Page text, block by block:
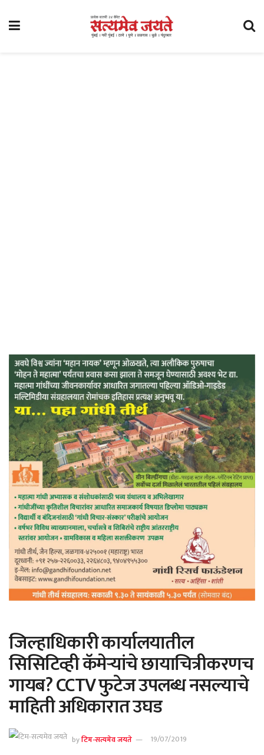
जिल्हाधिकारी कार्यालयातील
सिसिटिव्ही कॅमेर्‍यांचे छायाचित्रीकरणच
गायब? CCTV फुटेज उपलब्ध नसल्याचे
माहिती अधिकारात उघड
byटिम-सत्यमेव जयते
19/07/2019